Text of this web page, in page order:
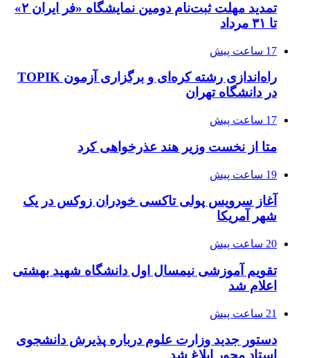
تمدید مهلت ثبت‌نام دومین نمایشگاه «فر ایران ۲»
تا ۳۱ مرداد
17 ساعت پیش
راه‌اندازی رشته کره‌ای و برگزاری آزمون TOPIK
در دانشگاه تهران
17 ساعت پیش
متا از نخست وزیر هند عذرخواهی کرد
19 ساعت پیش
آغاز سرویس پولی تاکسی خودران زوکس در یک
شهر آمریکا
20 ساعت پیش
تقویم آموزشی نیمسال اول دانشگاه شهید بهشتی
اعلام شد
21 ساعت پیش
دستور جدید وزارت علوم درباره پذیرش دانشجوی
استاد محور ابلاغ شد